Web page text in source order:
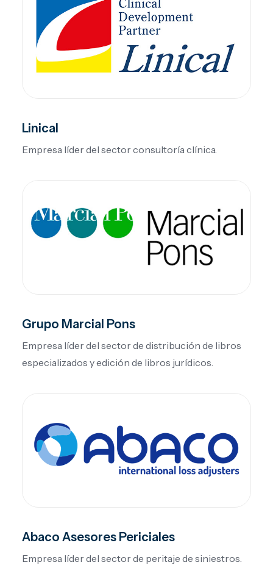
Linical
Empresa líder del sector consultoría clínica.
Grupo Marcial Pons
Empresa líder del sector de distribución de libros
especializados y edición de libros jurídicos.
Abaco Asesores Periciales
Empresa líder del sector de peritaje de siniestros.